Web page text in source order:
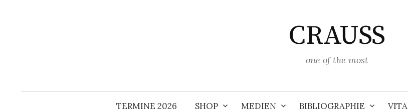
CRAUSS
one of the most
TERMINE 2026 SHOP MEDIEN BIBLIOGRAPHIE VITA